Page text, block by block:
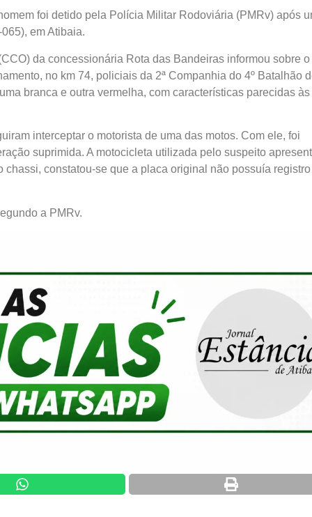
foi detido pela Polícia Militar Rodoviária (PMRv) após
em Atibaia.
da concessionária Rota das Bandeiras informou sobre o
no km 74, policiais da 2ª Companhia do 4º Batalhão
branca e outra vermelha, com características parecidas às
interceptar o motorista de uma das motos. Com ele, foi
suprimida. A motocicleta utilizada pelo suspeito
constatou-se que a placa original não possuía
a PMRv.